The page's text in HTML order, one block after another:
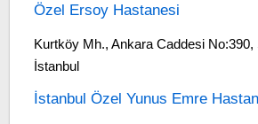
Özel Ersoy Hastanesi
Kurtköy Mh., Ankara Caddesi No:390,
İstanbul
İstanbul Özel Yunus Emre